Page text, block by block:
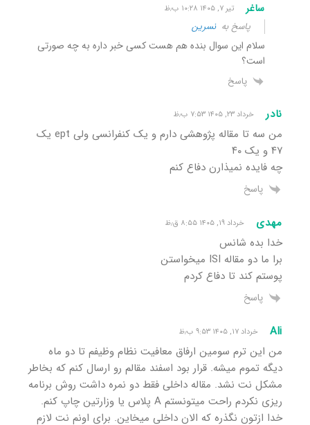
ساغر تیر ۷, ۱۴۰۵ ۱۰:۲۸ ب٫ظ
پاسخ بهنسرین
سلام این سوال بنده هم هست کسی خبر داره به چه صورتی
است؟
پاسخ
نادر خرداد ۲۳, ۱۴۰۵ ۷:۵۳ ب٫ظ
من سه تا مقاله پژوهشی دارم و یک کنفرانسی ولی ept یک
۴۷ و یک ۴۰
چه فایده نمیذارن دفاع کنم
پاسخ
مهدی خرداد ۱۹, ۱۴۰۵ ۸:۵۵ ق٫ظ
خدا بده شانس
برا ما دو مقاله ISI میخواستن
پوستم کند تا دفاع کردم
پاسخ
Ali خرداد ۱۷, ۱۴۰۵ ۹:۵۳ ب٫ظ
من این ترم سومین ارفاق معافیت نظام وظیفم تا دو ماه
دیگه تموم میشه. قرار بود اسفند مقالم رو ارسال کنم که بخاطر
مشکل نت نشد. مقاله داخلی فقط دو نمره داشت روش برنامه
ریزی نکردم راحت میتونستم A پلاس یا وزارتین چاپ کنم.
خدا ازتون نگذره که الان داخلی میخاین. برای اونم نت لازم